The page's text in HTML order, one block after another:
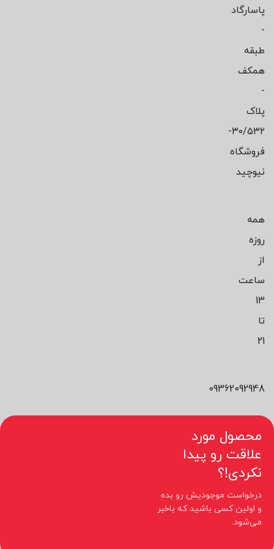
پاسارگاد
-
طبقه
همکف
-
پلاک
۳۰/۵۳۲-
فروشگاه
نیوچید
همه
روزه
از
ساعت
13
تا
21
09362092948
محصول مورد
علاقت رو پیدا
نکردی!؟
درخواست موجودیش رو بده
و اولین کسی باشید که باخبر
می‌شود.